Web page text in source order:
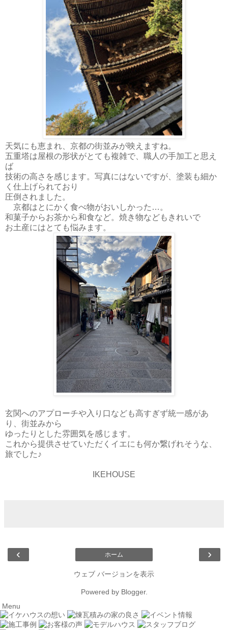
天気にも恵まれ、京都の街並みが映えますね。
五重塔は屋根の形状がとても複雑で、職人の手加工と思え
ば
技術の高さを感じます。写真にはないですが、塗装も細か
く仕上げられており
圧倒されました。
京都はとにかく食べ物がおいしかった…。
和菓子からお茶から和食など。焼き物などもきれいで
お土産にはとても悩みます。
玄関へのアプローチや入り口なども高すぎず統一感があ
り、街並みから
ゆったりとした雰囲気を感じます。
これから提供させていただくイエにも何か繋げれそうな、
旅でした♪
IKEHOUSE
‹ ›
ホーム
ウェブ バージョンを表示
Powered by Blogger.
Menu